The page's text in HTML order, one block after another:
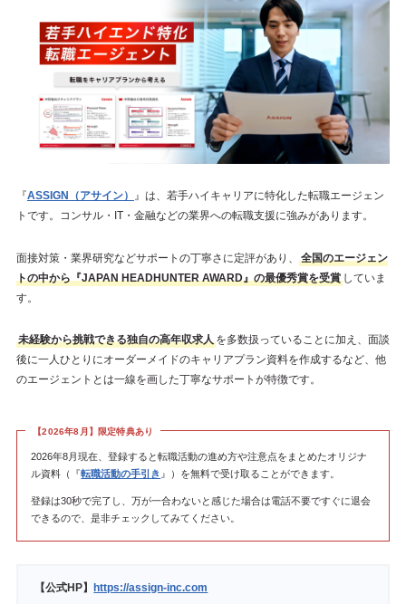
『ASSIGN（アサイン） 』は、若手ハイキャリアに特化した転職エージェン
トです。コンサル・IT・金融などの業界への転職支援に強みがあります。
面接対策・業界研究などサポートの丁寧さに定評があり、
全国のエージェン
トの中から『JAPAN HEADHUNTER AWARD』の最優秀賞を受賞していま
す。
未経験から挑戦できる独自の高年収求人を多数扱っていることに加え、面談
後に一人ひとりにオーダーメイドのキャリアプラン資料を作成するなど、他
のエージェントとは一線を画した丁寧なサポートが特徴です。
【2026年8月】限定特典あり
2026年8月現在、登録すると転職活動の進め方や注意点をまとめたオリジナ
ル資料（『転職活動の手引き 』）を無料で受け取ることができます。
登録は30秒で完了し、万が一合わないと感じた場合は電話不要ですぐに退会
できるので、是非チェックしてみてください。
【公式HP】 https://assign-inc.com